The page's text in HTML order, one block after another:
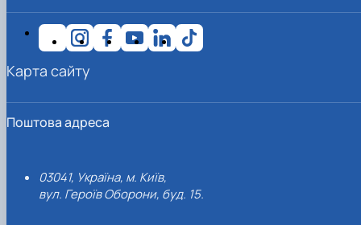
Поштова адреса
03041, Україна, м. Київ,
вул. Героїв Оборони, буд. 15.
Карта сайту